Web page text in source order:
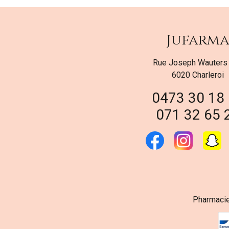
Jufarma
Rue Joseph
6020 Charleroi
0473 30 18
071 32 65